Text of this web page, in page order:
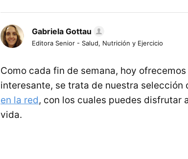
Gabriela Gottau
Editora Senior - Salud, Nutrición y Ejercicio
Como cada fin de semana, hoy
interesante, se trata de nuestra
en la red, con los cuales puedes disfrutar
vida.